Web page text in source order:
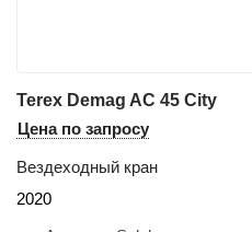
Terex Demag AC 45 City
Цена по запросу
Вездеходный кран
2020